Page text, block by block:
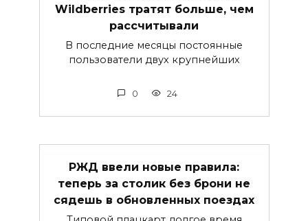
Wildberries тратят больше, чем
рассчитывали
В последние месяцы постоянные
пользователи двух крупнейших
0 24
РЖД ввели новые правила:
теперь за столик без брони не
сядешь в обновленных поездах